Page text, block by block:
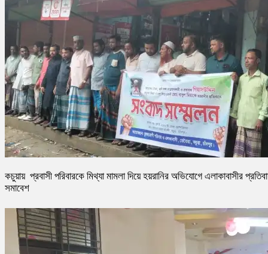
কচুয়ায় প্রবাসী পরিবারকে মিথ্যা মামলা দিয়ে হয়রানির অভিযোগে এলাকাবাসীর
সমাবেশ